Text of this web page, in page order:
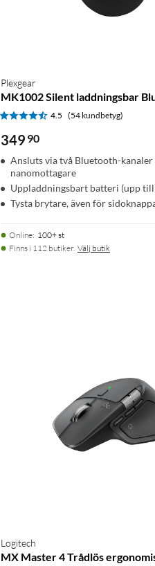
Plexgear
MK1002 Silent laddningsbar
4.5 (54 kundbetyg)
349 90
Ansluts via två Bluetooth-kanaler
nanomottagare
Uppladdningsbart batteri (upp
Tysta brytare, även för
Online: 100+ st
Finns i 112 butiker. Välj butik
Logitech
MX Master 4 Trådlös